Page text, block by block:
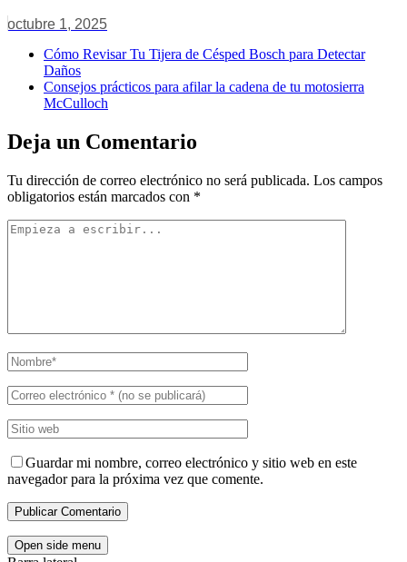
octubre 1, 2025
Cómo Revisar Tu Tijera de Césped Bosch para Detectar
Daños
Consejos prácticos para afilar la cadena de tu motosierra
McCulloch
Deja un Comentario
Tu dirección de correo electrónico no será publicada. Los campos
obligatorios están marcados con *
Guardar mi nombre, correo electrónico y sitio web en este
navegador para la próxima vez que comente.
Open side menu